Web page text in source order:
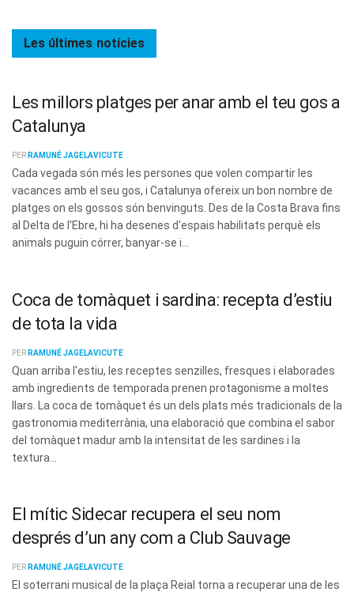
Les últimes notícies
Les millors platges per anar amb el teu gos a
Catalunya
PER RAMUNÉ JAGELAVICUTE
Cada vegada són més les persones que volen compartir les
vacances amb el seu gos, i Catalunya ofereix un bon nombre de
platges on els gossos són benvinguts. Des de la Costa Brava fins
al Delta de l'Ebre, hi ha desenes d'espais habilitats perquè els
animals puguin córrer, banyar-se i...
Coca de tomàquet i sardina: recepta d’estiu
de tota la vida
PER RAMUNÉ JAGELAVICUTE
Quan arriba l'estiu, les receptes senzilles, fresques i elaborades
amb ingredients de temporada prenen protagonisme a moltes
llars. La coca de tomàquet és un dels plats més tradicionals de la
gastronomia mediterrània, una elaboració que combina el sabor
del tomàquet madur amb la intensitat de les sardines i la
textura...
El mític Sidecar recupera el seu nom
després d’un any com a Club Sauvage
PER RAMUNÉ JAGELAVICUTE
El soterrani musical de la plaça Reial torna a recuperar una de les